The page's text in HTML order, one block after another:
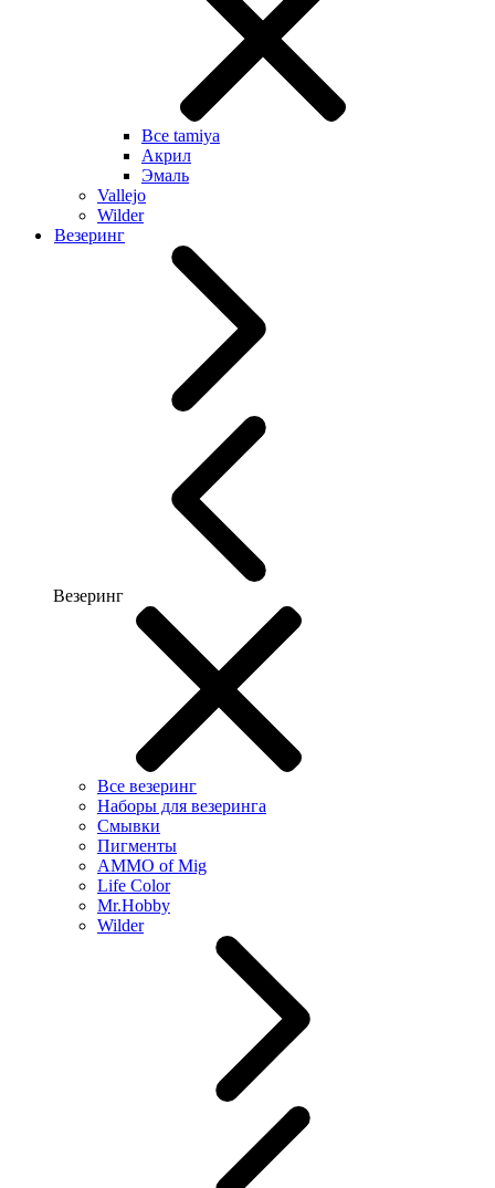
Все tamiya
Акрил
Эмаль
Vallejo
Wilder
Везеринг
Везеринг
Все везеринг
Наборы для везеринга
Смывки
Пигменты
AMMO of Mig
Life Color
Mr.Hobby
Wilder